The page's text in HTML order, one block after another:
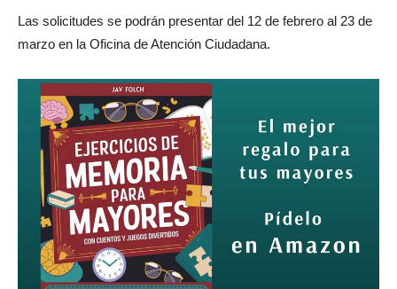
Las solicitudes se podrán presentar del 12 de febrero al 23 de
marzo en la Oficina de Atención Ciudadana.